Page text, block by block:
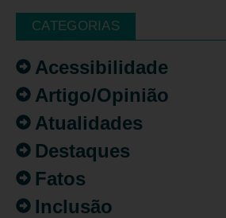
CATEGORIAS
Acessibilidade
Artigo/Opinião
Atualidades
Destaques
Fatos
Inclusão